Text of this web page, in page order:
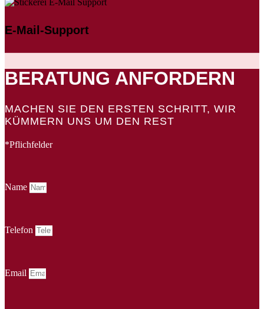
E-Mail-Support
BERATUNG ANFORDERN
MACHEN SIE DEN ERSTEN SCHRITT, WIR
KÜMMERN UNS UM DEN REST
*Pflichfelder
Name
Telefon
Email